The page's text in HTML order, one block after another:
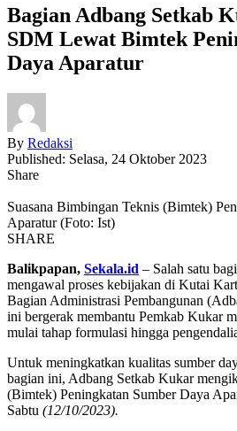
Bagian Adbang Setkab
SDM Lewat Bimtek
Daya Aparatur
By Redaksi
Published: Selasa, 24 Oktober 2023
Share
Suasana Bimbingan Teknis (Bimtek)
Aparatur (Foto: Ist)
SHARE
Balikpapan, Sekala.id – Salah satu
mengawal proses kebijakan di Kutai
Bagian Administrasi Pembangunan
ini bergerak membantu Pemkab Kukar
mulai tahap formulasi hingga
Untuk meningkatkan kualitas sumber
bagian ini, Adbang Setkab Kukar
(Bimtek) Peningkatan Sumber Daya
Sabtu (12/10/2023).